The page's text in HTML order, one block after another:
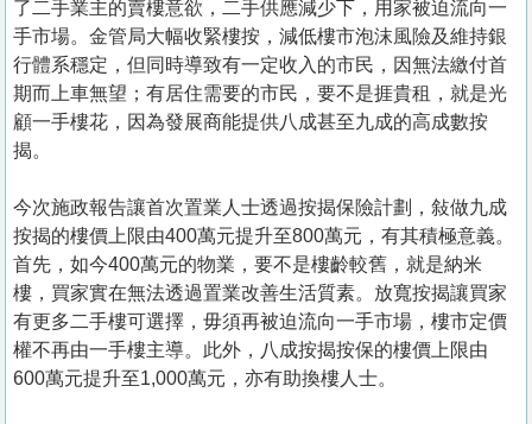
了二手業主的賣樓意欲，二手供應減少下，用家被迫流向一
手市場。金管局大幅收緊樓按，減低樓市泡沫風險及維持銀
行體系穩定，但同時導致有一定收入的市民，因無法繳付首
期而上車無望；有居住需要的市民，要不是捱貴租，就是光
顧一手樓花，因為發展商能提供八成甚至九成的高成數按
揭。
今次施政報告讓首次置業人士透過按揭保險計劃，敍做九成
按揭的樓價上限由400萬元提升至800萬元，有其積極意義。
首先，如今400萬元的物業，要不是樓齡較舊，就是納米
樓，買家實在無法透過置業改善生活質素。放寬按揭讓買家
有更多二手樓可選擇，毋須再被迫流向一手市場，樓市定價
權不再由一手樓主導。此外，八成按揭按保的樓價上限由
600萬元提升至1,000萬元，亦有助換樓人士。